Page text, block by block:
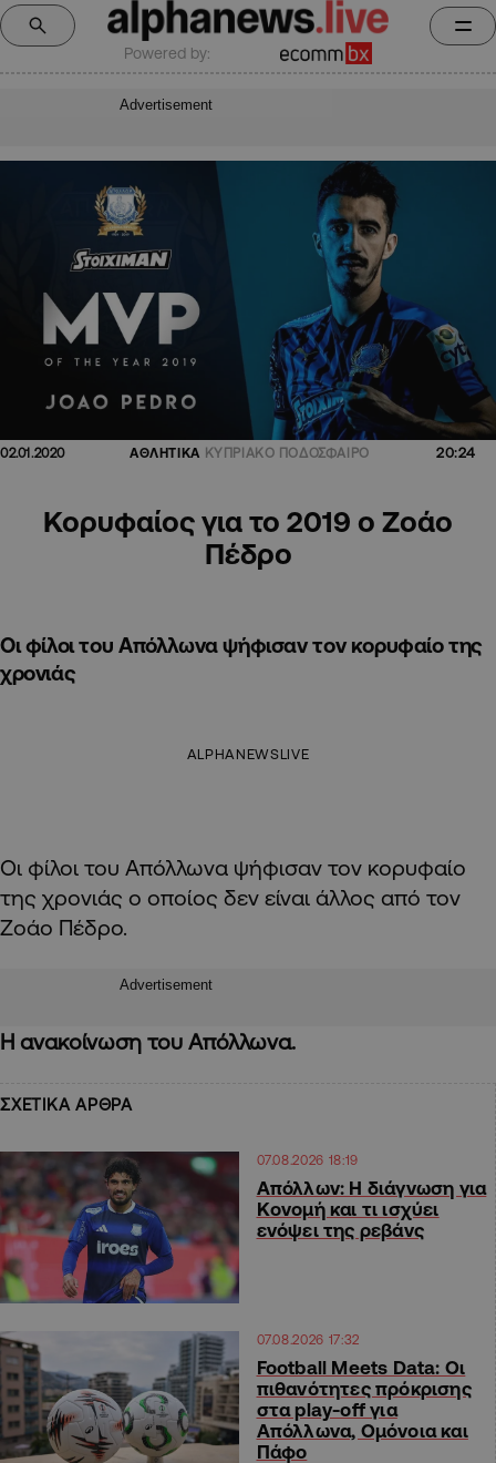
Powered by:
Advertisement
02.01.2020 ΑΘΛΗΤΙΚΑ ΚΥΠΡΙΑΚΟ ΠΟΔΟΣΦΑΙΡΟ 20:24
Κορυφαίος για το 2019 ο Ζοάο
Πέδρο
Oι φίλοι του Απόλλωνα ψήφισαν τον κορυφαίο της
χρονιάς
ALPHANEWSLIVE
Οι φίλοι του Απόλλωνα ψήφισαν τον κορυφαίο
της χρονιάς ο οποίος δεν είναι άλλος από τον
Ζοάο Πέδρο.
Advertisement
Η ανακοίνωση του Απόλλωνα.
ΣΧΕΤΙΚΑ ΑΡΘΡΑ
07.08.2026 18:19
Απόλλων: Η διάγνωση για
Κονομή και τι ισχύει
ενόψει της ρεβάνς
07.08.2026 17:32
Football Meets Data: Οι
πιθανότητες πρόκρισης
στα play-off για
Απόλλωνα, Ομόνοια και
Πάφο